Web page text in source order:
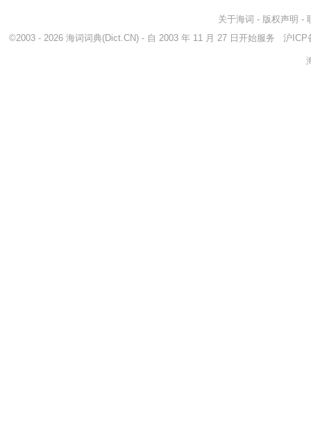
关于海词 - 版权声明 -
©2003 - 2026 海词词典(Dict.CN) - 自 2003 年 11 月 27 日开始服务 沪ICP